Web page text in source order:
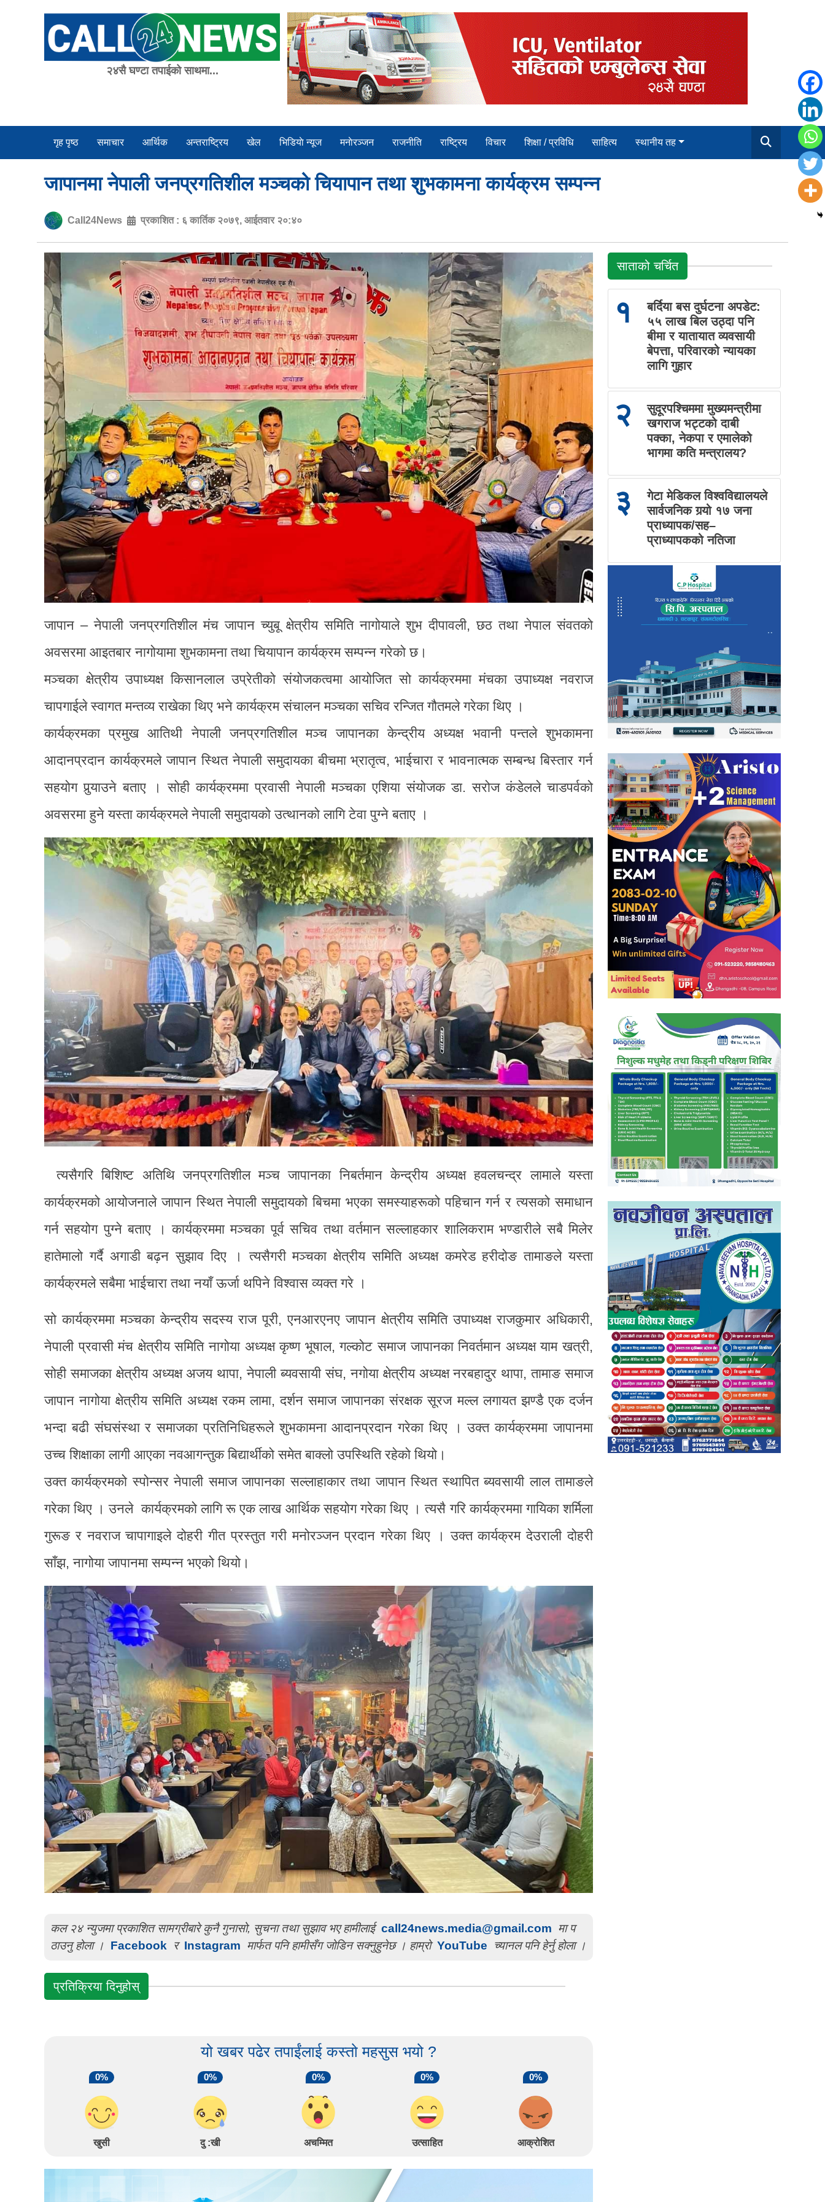
२४सै घण्टा तपाईको साथमा...
गृह पृष्ठ समाचार आर्थिक अन्तराष्ट्रिय खेल भिडियाे न्यूज मनाेरञ्जन राजनीति राष्ट्रिय विचार शिक्षा / प्रविधि साहित्य स्थानीय तह
जापानमा नेपाली जनप्रगतिशील मञ्चको चियापान तथा शुभकामना कार्यक्रम सम्पन्न
Call24News प्रकाशित : ६ कार्तिक २०७९, आईतवार २०:४०
जापान – नेपाली जनप्रगतिशील मंच जापान च्युबू क्षेत्रीय समिति नागोयाले शुभ दीपावली, छठ तथा नेपाल संवतको
अवसरमा आइतबार नागोयामा शुभकामना तथा चियापान कार्यक्रम सम्पन्न गरेको छ।
मञ्चका क्षेत्रीय उपाध्यक्ष किसानलाल उप्रेतीको संयोजकत्वमा आयोजित सो कार्यक्रममा मंचका उपाध्यक्ष नवराज
चापगाईले स्वागत मन्तव्य राखेका थिए भने कार्यक्रम संचालन मञ्चका सचिव रन्जित गौतमले गरेका थिए ।
कार्यक्रमका प्रमुख आतिथी नेपाली जनप्रगतिशील मञ्च जापानका केन्द्रीय अध्यक्ष भवानी पन्तले शुभकामना
आदानप्रदान कार्यक्रमले जापान स्थित नेपाली समुदायका बीचमा भ्रातृत्व, भाईचारा र भावनात्मक सम्बन्ध बिस्तार गर्न
सहयोग पुर्‍याउने बताए । सोही कार्यक्रममा प्रवासी नेपाली मञ्चका एशिया संयोजक डा. सरोज कंडेलले चाडपर्वको
अवसरमा हुने यस्ता कार्यक्रमले नेपाली समुदायको उत्थानको लागि टेवा पुग्ने बताए ।
त्यसैगरि बिशिष्ट अतिथि जनप्रगतिशील मञ्च जापानका निबर्तमान केन्द्रीय अध्यक्ष हवलचन्द्र लामाले यस्ता
कार्यक्रमको आयोजनाले जापान स्थित नेपाली समुदायको बिचमा भएका समस्याहरूको पहिचान गर्न र त्यसको समाधान
गर्न सहयोग पुग्ने बताए । कार्यक्रममा मञ्चका पूर्व सचिव तथा वर्तमान सल्लाहकार शालिकराम भण्डारीले सबै मिलेर
हातेमालो गर्दै अगाडी बढ़न सुझाव दिए । त्यसैगरी मञ्चका क्षेत्रीय समिति अध्यक्ष कमरेड हरीदोङ तामाङले यस्ता
कार्यक्रमले सबैमा भाईचारा तथा नयाँ ऊर्जा थपिने विश्वास व्यक्त गरे ।
सो कार्यक्रममा मञ्चका केन्द्रीय सदस्य राज पूरी, एनआरएनए जापान क्षेत्रीय समिति उपाध्यक्ष राजकुमार अधिकारी,
नेपाली प्रवासी मंच क्षेत्रीय समिति नागोया अध्यक्ष कृष्ण भूषाल, गल्कोट समाज जापानका निवर्तमान अध्यक्ष याम खत्री,
सोही समाजका क्षेत्रीय अध्यक्ष अजय थापा, नेपाली ब्यवसायी संघ, नगोया क्षेत्रीय अध्यक्ष नरबहादुर थापा, तामाङ समाज
जापान नागोया क्षेत्रीय समिति अध्यक्ष रकम लामा, दर्शन समाज जापानका संरक्षक सूरज मल्ल लगायत झण्डै एक दर्जन
भन्दा बढी संघसंस्था र समाजका प्रतिनिधिहरूले शुभकामना आदानप्रदान गरेका थिए । उक्त कार्यक्रममा जापानमा
उच्च शिक्षाका लागी आएका नवआगन्तुक बिद्यार्थीको समेत बाक्लो उपस्थिति रहेको थियो।
उक्त कार्यक्रमको स्पोन्सर नेपाली समाज जापानका सल्लाहाकार तथा जापान स्थित स्थापित ब्यवसायी लाल तामाङले
गरेका थिए । उनले कार्यक्रमको लागि रू एक लाख आर्थिक सहयोग गरेका थिए । त्यसै गरि कार्यक्रममा गायिका शर्मिला
गुरूङ र नवराज चापागाइले दोहरी गीत प्रस्तुत गरी मनोरञ्जन प्रदान गरेका थिए । उक्त कार्यक्रम देउराली दोहरी
साँझ, नागोया जापानमा सम्पन्न भएको थियो।
कल २४ न्युजमा प्रकाशित सामग्रीबारे कुनै गुनासो, सुचना तथा सुझाव भए हामीलाई call24news.media@gmail.com मा प
ठाउनु होला ।
Facebook र Instagram मार्फत पनि हामीसँग जोडिन सक्नुहुनेछ । हाम्रो YouTube च्यानल पनि हेर्नु होला ।
प्रतिक्रिया दिनुहोस्
यो खबर पढेर तपाईंलाई कस्तो महसुस भयो ?
0%
खुसी
0%
दु :खी
0%
अचम्मित
0%
उत्साहित
0%
आक्रोशित
साताको चर्चित
१
बर्दिया बस दुर्घटना अपडेट:
५५ लाख बिल उठ्दा पनि
बीमा र यातायात व्यवसायी
बेपत्ता, परिवारको न्यायका
लागि गुहार
२
सुदूरपश्चिममा मुख्यमन्त्रीमा
खगराज भट्टको दाबी
पक्का, नेकपा र एमालेको
भागमा कति मन्त्रालय?
३
गेटा मेडिकल विश्वविद्यालयले
सार्वजनिक गर्‍यो १७ जना
प्राध्यापक/सह–
प्राध्यापकको नतिजा